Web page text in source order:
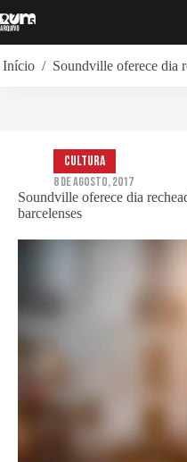
para
Início / Soundville oferece dia
Soundville oferece dia
barcelenses
Cultura
8 de Agosto, 2017